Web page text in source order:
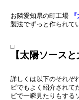
お隣愛知県の町工場
製法でずっと作られて
【太陽ソース
詳しくは以下のそれぞ
ビでもよく紹介されて
ビで一瞬見たりもする